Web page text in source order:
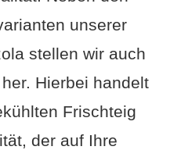
unserer
stellen wir auch
Hierbei handelt
Frischteig
der auf Ihre